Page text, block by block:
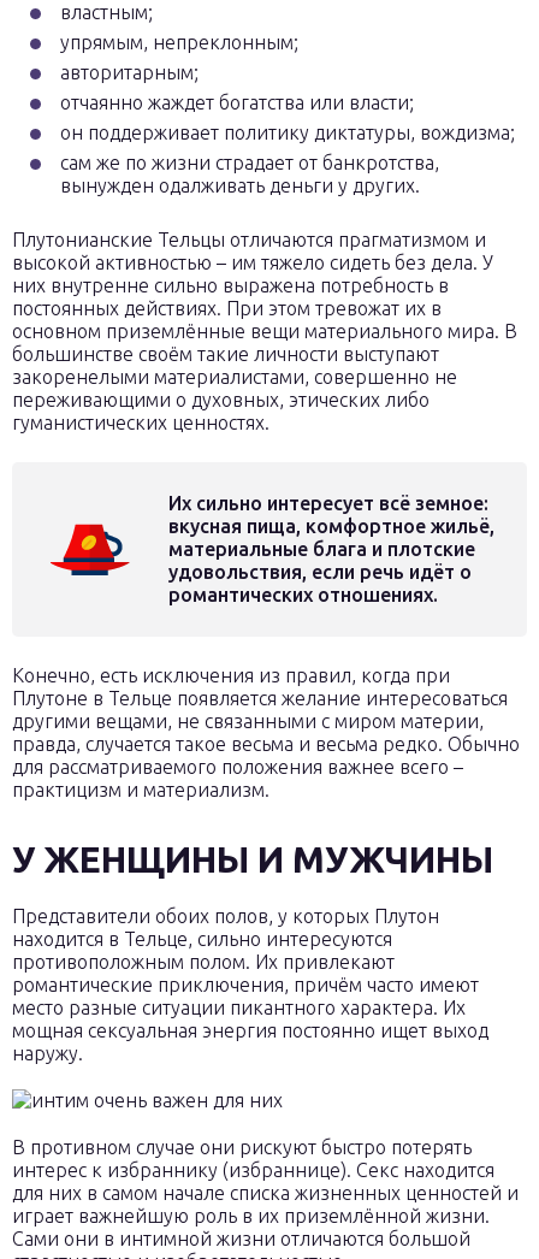
властным;
упрямым, непреклонным;
авторитарным;
отчаянно жаждет богатства или власти;
он поддерживает политику диктатуры, вождизма;
сам же по жизни страдает от банкротства,
вынужден одалживать деньги у других.
Плутонианские Тельцы отличаются прагматизмом и
высокой активностью – им тяжело сидеть без дела. У
них внутренне сильно выражена потребность в
постоянных действиях. При этом тревожат их в
основном приземлённые вещи материального мира. В
большинстве своём такие личности выступают
закоренелыми материалистами, совершенно не
переживающими о духовных, этических либо
гуманистических ценностях.
Их сильно интересует всё земное:
вкусная пища, комфортное жильё,
материальные блага и плотские
удовольствия, если речь идёт о
романтических отношениях.
Конечно, есть исключения из правил, когда при
Плутоне в Тельце появляется желание интересоваться
другими вещами, не связанными с миром материи,
правда, случается такое весьма и весьма редко. Обычно
для рассматриваемого положения важнее всего –
практицизм и материализм.
У ЖЕНЩИНЫ И МУЖЧИНЫ
Представители обоих полов, у которых Плутон
находится в Тельце, сильно интересуются
противоположным полом. Их привлекают
романтические приключения, причём часто имеют
место разные ситуации пикантного характера. Их
мощная сексуальная энергия постоянно ищет выход
наружу.
В противном случае они рискуют быстро потерять
интерес к избраннику (избраннице). Секс находится
для них в самом начале списка жизненных ценностей и
играет важнейшую роль в их приземлённой жизни.
Сами они в интимной жизни отличаются большой